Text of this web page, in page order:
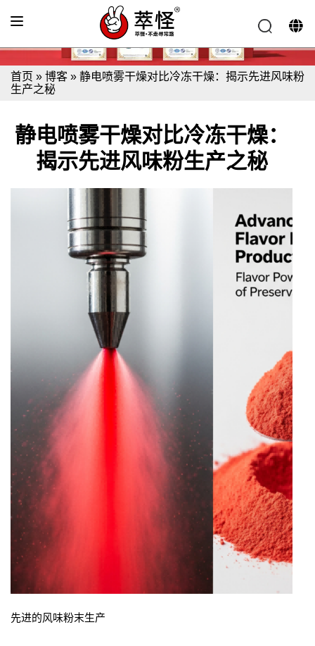
首页 » 博客 » 静电喷雾干燥对比冷冻干燥：揭示先进风味粉
生产之秘
静电喷雾干燥对比冷冻干燥：
揭示先进风味粉生产之秘
先进的风味粉末生产